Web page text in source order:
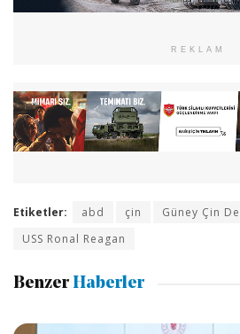
REKLAM
Etiketler: abd çin Güney Çin
USS Ronal Reagan
Benzer Haberler